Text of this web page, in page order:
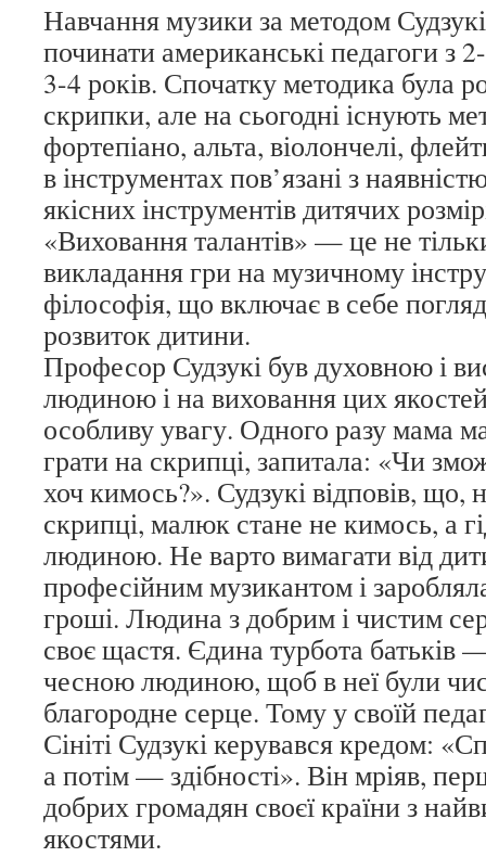
Навчання музики за методом
починати американські педагоги з
3-4 років. Спочатку методика була
скрипки, але на сьогодні існують
фортепіано, альта, віолончелі,
в інструментах пов’язані з
якісних інструментів дитячих
«Виховання талантів» — це не
викладання гри на музичному
філософія, що включає в себе
розвиток дитини.
Професор Судзукі був духовною і
людиною і на виховання цих якостей
особливу увагу. Одного разу мама
грати на скрипці, запитала: «Чи
хоч кимось?». Судзукі відповів, що,
скрипці, малюк стане не кимось, а
людиною. Не варто вимагати від
професійним музикантом і
гроші. Людина з добрим і чистим
своє щастя. Єдина турбота батьків
чесною людиною, щоб в неї були
благородне серце. Тому у своїй
Сініті Судзукі керувався кредом:
а потім — здібності». Він мріяв,
добрих громадян своєї країни з
якостями.